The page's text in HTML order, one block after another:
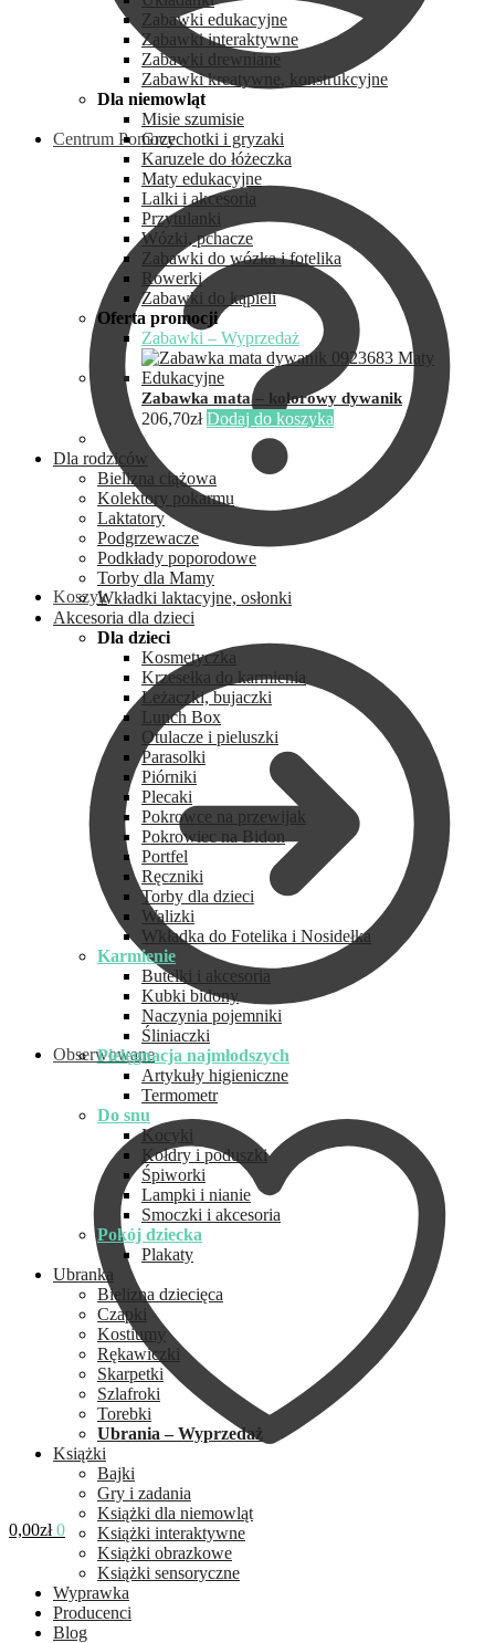
Centrum Pomocy
Koszyk
Obserwowane
0,00zł 0
Zabawki edukacyjne
Zabawki interaktywne
Zabawki drewniane
Zabawki kreatywne, konstrukcyjne
Dla niemowląt
Misie szumisie
Grzechotki i gryzaki
Karuzele do łóżeczka
Maty edukacyjne
Lalki i akcesoria
Przytulanki
Wózki, pchacze
Zabawki do wózka i fotelika
Rowerki
Zabawki do kąpieli
Oferta promocji
Zabawki – Wyprzedaż
Zabawka mata – kolorowy dywanik
206,70zł Dodaj do koszyka
Dla rodziców
Bielizna ciążowa
Kolektory pokarmu
Laktatory
Podgrzewacze
Podkłady poporodowe
Torby dla Mamy
Wkładki laktacyjne, osłonki
Akcesoria dla dzieci
Dla dzieci
Kosmetyczka
Krzesełka do karmienia
Leżaczki, bujaczki
Lunch Box
Otulacze i pieluszki
Parasolki
Piórniki
Plecaki
Pokrowce na przewijak
Pokrowiec na Bidon
Portfel
Ręczniki
Torby dla dzieci
Walizki
Wkładka do Fotelika i Nosidełka
Karmienie
Butelki i akcesoria
Kubki bidony
Naczynia pojemniki
Śliniaczki
Pielęgnacja najmłodszych
Artykuły higieniczne
Termometr
Do snu
Kocyki
Kołdry i poduszki
Śpiworki
Lampki i nianie
Smoczki i akcesoria
Pokój dziecka
Plakaty
Ubranka
Bielizna dziecięca
Czapki
Kostiumy
Rękawiczki
Skarpetki
Szlafroki
Torebki
Ubrania – Wyprzedaż
Książki
Bajki
Gry i zadania
Książki dla niemowląt
Książki interaktywne
Książki obrazkowe
Książki sensoryczne
Wyprawka
Producenci
Blog